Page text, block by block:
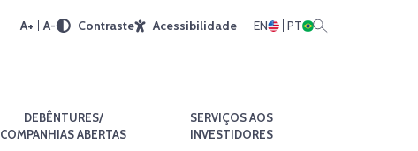
A+ A- Contraste Acessibilidade EN PT
DEBÊNTURES/
COMPANHIAS ABERTAS
SERVIÇOS AOS
INVESTIDORES